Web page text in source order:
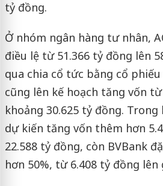
tỷ đồng.
Ở nhóm ngân hàng tư nhân,
điều lệ từ 51.366 tỷ đồng lên
qua chia cổ tức bằng cổ phiếu
cũng lên kế hoạch tăng vốn
khoảng 30.625 tỷ đồng.
dự kiến tăng vốn thêm hơn
22.588 tỷ đồng, còn BVBank
hơn 50%, từ 6.408 tỷ đồng lên